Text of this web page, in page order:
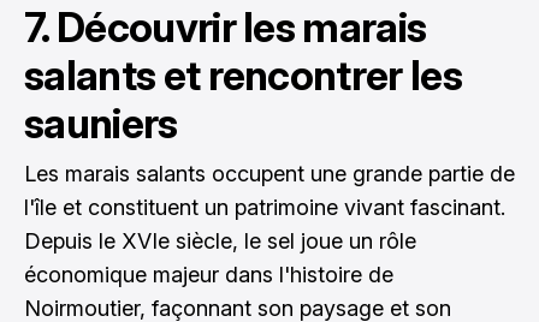
7. Découvrir les marais
salants et rencontrer les
sauniers
Les marais salants occupent une grande partie de
l'île et constituent un patrimoine vivant fascinant.
Depuis le XVIe siècle, le sel joue un rôle
économique majeur dans l'histoire de
Noirmoutier, façonnant son paysage et son